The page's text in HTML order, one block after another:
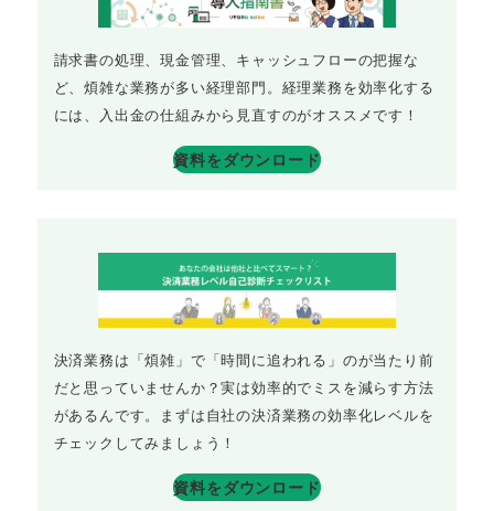
請求書の処理、現金管理、キャッシュフローの把握な
ど、煩雑な業務が多い経理部門。経理業務を効率化する
には、入出金の仕組みから見直すのがオススメです！
資料をダウンロード
決済業務は「煩雑」で「時間に追われる」のが当たり前
だと思っていませんか？実は効率的でミスを減らす方法
があるんです。まずは自社の決済業務の効率化レベルを
チェックしてみましょう！
資料をダウンロード